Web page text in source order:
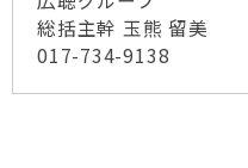
総括主幹 玉熊 留美
017-734-9138